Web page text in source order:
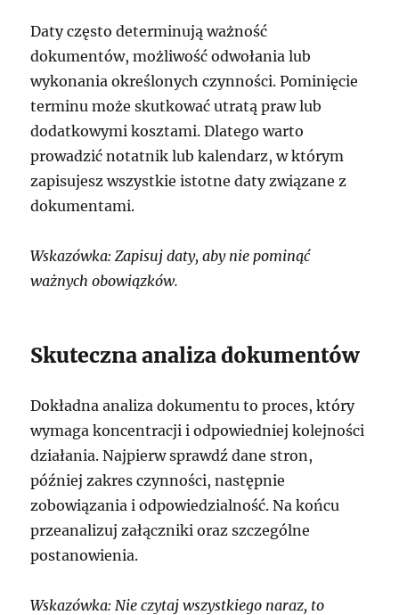
Daty często determinują ważność
dokumentów, możliwość odwołania lub
wykonania określonych czynności. Pominięcie
terminu może skutkować utratą praw lub
dodatkowymi kosztami. Dlatego warto
prowadzić notatnik lub kalendarz, w którym
zapisujesz wszystkie istotne daty związane z
dokumentami.
Wskazówka: Zapisuj daty, aby nie pominąć
ważnych obowiązków.
Skuteczna analiza dokumentów
Dokładna analiza dokumentu to proces, który
wymaga koncentracji i odpowiedniej kolejności
działania. Najpierw sprawdź dane stron,
później zakres czynności, następnie
zobowiązania i odpowiedzialność. Na końcu
przeanalizuj załączniki oraz szczególne
postanowienia.
Wskazówka: Nie czytaj wszystkiego naraz, to